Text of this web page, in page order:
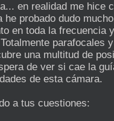
en realidad me hice
he probado dudo
en toda la frecuencia
parafocales
una multitud de
de ver si cae la
de esta cámara.
a tus cuestiones: